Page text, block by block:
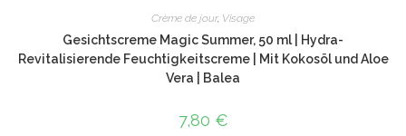
Crème de jour, Visage
Gesichtscreme Magic Summer, 50 ml | Hydra-
Revitalisierende Feuchtigkeitscreme | Mit Kokosöl und Aloe
Vera | Balea
7,80 €